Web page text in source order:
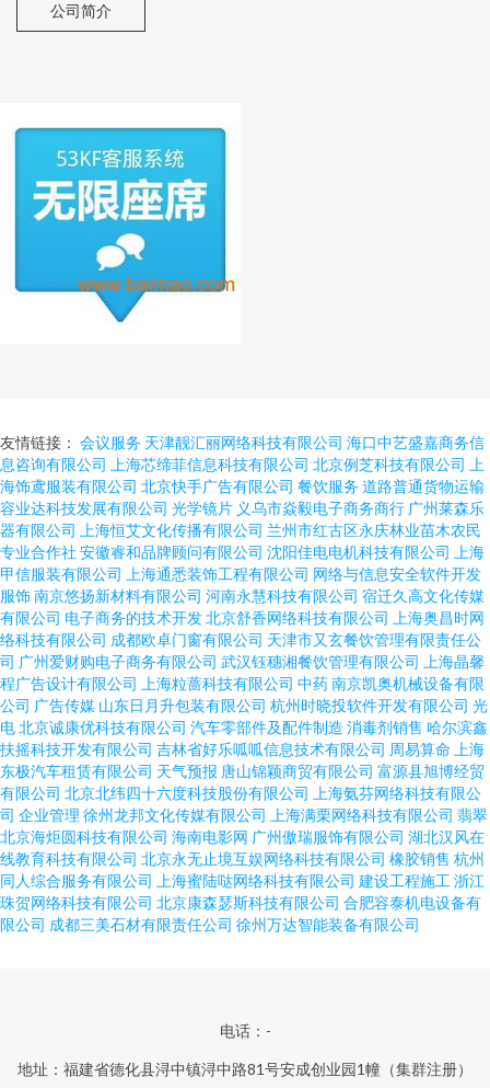
公司简介
友情链接： 会议服务 天津靓汇丽网络科技有限公司 海口中艺盛嘉商务信
息咨询有限公司
上海芯缔菲信息科技有限公司 北京例芝科技有限公司
上
海饰鸢服装有限公司 北京快手广告有限公司 餐饮服务 道路普通货物运输
容业达科技发展有限公司 光学镜片 义乌市焱毅电子商务商行 广州莱森乐
器有限公司
上海恒艾文化传播有限公司 兰州市红古区永庆林业苗木农民
专业合作社 安徽睿和品牌顾问有限公司 沈阳佳电电机科技有限公司
上海
甲信服装有限公司
上海通悉装饰工程有限公司 网络与信息安全软件开发
服饰南京悠扬新材料有限公司 河南永慧科技有限公司 宿迁久高文化传媒
有限公司 电子商务的技术开发北京舒香网络科技有限公司
上海奥昌时网
络科技有限公司 成都欧卓门窗有限公司 天津市又玄餐饮管理有限责任公
司 广州爱财购电子商务有限公司 武汉钰穗湘餐饮管理有限公司
上海晶馨
程广告设计有限公司
上海粒蔷科技有限公司 中药南京凯奥机械设备有限
公司 广告传媒 山东日月升包装有限公司 杭州时晓投软件开发有限公司 光
电北京诚康优科技有限公司 汽车零部件及配件制造 消毒剂销售 哈尔滨鑫
扶摇科技开发有限公司 吉林省好乐呱呱信息技术有限公司 周易算命 上海
东极汽车租赁有限公司 天气预报 唐山锦颖商贸有限公司 富源县旭博经贸
有限公司 北京北纬四十六度科技股份有限公司
上海氨芬网络科技有限公
司 企业管理 徐州龙邦文化传媒有限公司 上海满栗网络科技有限公司 翡翠
北京海炬圆科技有限公司 海南电影网 广州傲瑞服饰有限公司 湖北汉风在
线教育科技有限公司 北京永无止境互娱网络科技有限公司 橡胶销售 杭州
同人综合服务有限公司
上海蜜陆哒网络科技有限公司 建设工程施工 浙江
珠贺网络科技有限公司 北京康森瑟斯科技有限公司 合肥容泰机电设备有
限公司 成都三美石材有限责任公司 徐州万达智能装备有限公司
电话：-
地址：福建省德化县浔中镇浔中路81号安成创业园1幢（集群注册）